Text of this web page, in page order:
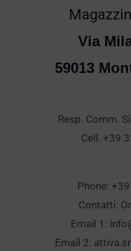
Via
59013
Resp. Comm.
Cell. +39
Phone:
Contatti:
Email 1:
Email 2: